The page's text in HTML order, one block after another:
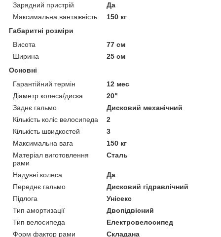
Зарядний пристрій
Да
Максимальна вантажність
150 кг
Габаритні розміри
Висота
77 см
Ширина
25 см
Основні
Гарантійний термін
12 мес
Діаметр колеса/диска
20"
Заднє гальмо
Дисковий механічний
Кількість коліс велосипеда
2
Кількість швидкостей
3
Максимальна вага
150 кг
Матеріал виготовлення
рами
Сталь
Надувні колеса
Да
Переднє гальмо
Дисковий гідравлічний
Підлога
Унісекс
Тип амортизації
Двопідвісний
Тип велосипеда
Електровелосипед
Форм фактор рами
Складана